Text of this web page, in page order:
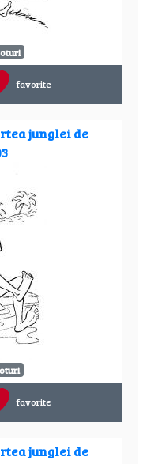
favorite
junglei de
favorite
junglei de